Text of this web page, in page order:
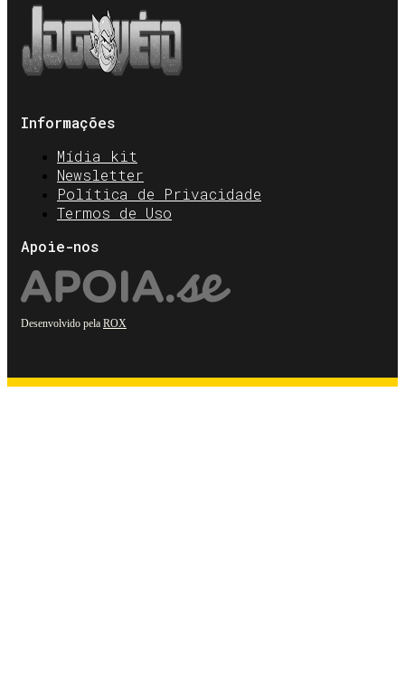
Informações
Mídia kit
Newsletter
Política de Privacidade
Termos de Uso
Apoie-nos
Desenvolvido pela ROX